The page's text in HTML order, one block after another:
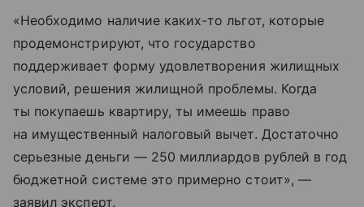
«Необходимо наличие каких-то льгот, которые
продемонстрируют, что государство
поддерживает форму удовлетворения жилищных
условий, решения жилищной проблемы. Когда
ты покупаешь квартиру, ты имеешь право
на имущественный налоговый вычет. Достаточно
серьезные деньги — 250 миллиардов рублей в год
бюджетной системе это примерно стоит», —
заявил эксперт.